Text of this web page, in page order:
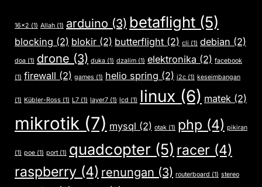
16x2 (1) Allah (1) arduino (3) betaflight (5)
blocking (2) blokir (2) butterflight (2) cli (1) debian (2)
doa (1) drone (3) duka (1) dzalim (1) elektronika (2) facebook
(1) firewall (2) games (1) helio spring (2) i2c (1) keseimbangan
(1) Kübler-Ross (1) L7 (1) layer7 (1) lcd (1) linux (6) matek (2)
mikrotik (7) mysql (2) otak (1) php (4) pikiran
(1) poe (1) port(1) quadcopter (5) racer (4)
raspberry (4) renungan (3) routerboard (1) stereo